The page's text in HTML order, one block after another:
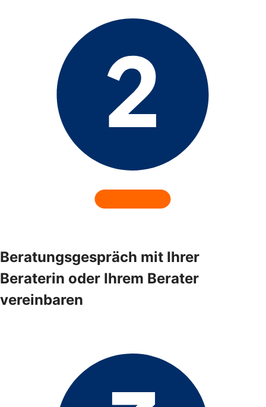
Beratungsgespräch mit Ihrer
Beraterin oder Ihrem Berater
vereinbaren